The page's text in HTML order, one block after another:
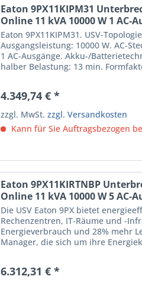
Eaton 9PX11KIPM31
Online 11 kVA 10000 W 1 AC-
Eaton 9PX11KIPM31. USV-
Ausgangsleistung: 10000 W. AC-
1 AC-Ausgänge. Akku-/
halber Belastung: 13 min.
4.349,74 € *
zzgl. MwSt.zzgl. Versandkosten
Kann für Sie Auftragsbezogen
Eaton 9PX11KIRTNBP
Online 11 kVA 10000 W 5 AC-
Die USV Eaton 9PX bietet
Rechenzentren, IT-Räume und -
Energieverbrauch und 28% mehr
Manager, die sich um ihre
6.312,31 € *